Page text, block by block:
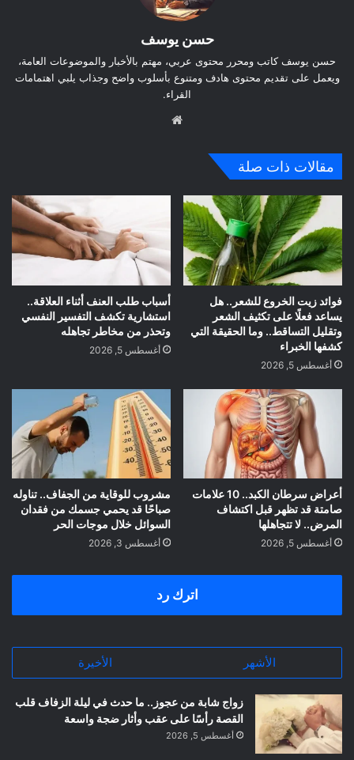
حسن يوسف
حسن يوسف كاتب ومحرر محتوى عربي، مهتم بالأخبار والموضوعات العامة،
ويعمل على تقديم محتوى هادف ومتنوع بأسلوب واضح وجذاب يلبي اهتمامات
القراء.
مقالات ذات صلة
فوائد زيت الخروع للشعر.. هل
يساعد فعلًا على تكثيف الشعر
وتقليل التساقط.. وما الحقيقة التي
كشفها الخبراء
أغسطس 5, 2026
أسباب طلب العنف أثناء العلاقة..
استشارية تكشف التفسير النفسي
وتحذر من مخاطر تجاهله
أغسطس 5, 2026
أعراض سرطان الكبد.. 10 علامات
صامتة قد تظهر قبل اكتشاف
المرض.. لا تتجاهلها
أغسطس 5, 2026
مشروب للوقاية من الجفاف.. تناوله
صباحًا قد يحمي جسمك من فقدان
السوائل خلال موجات الحر
أغسطس 3, 2026
اترك رد
الأشهر الأخيرة
زواج شابة من عجوز.. ما حدث في ليلة الزفاف قلب
القصة رأسًا على عقب وأثار ضجة واسعة
أغسطس 5, 2026